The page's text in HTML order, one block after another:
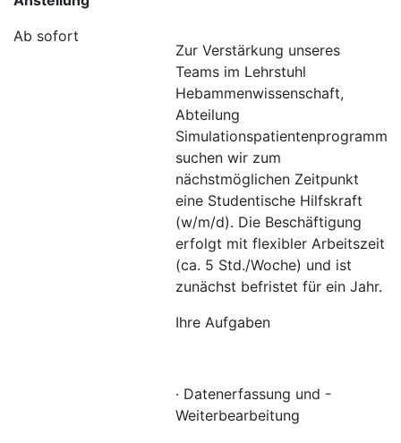
Ab sofort
Zur Verstärkung unseres
Teams im Lehrstuhl
Hebammenwissenschaft,
Abteilung
Simulationspatientenprogramm
suchen wir zum
nächstmöglichen Zeitpunkt
eine Studentische Hilfskraft
(w/m/d). Die Beschäftigung
erfolgt mit flexibler Arbeitszeit
(ca. 5 Std./Woche) und ist
zunächst befristet für ein Jahr.
Ihre Aufgaben
· Datenerfassung und -
Weiterbearbeitung